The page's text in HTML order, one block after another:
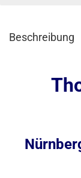
Beschreibung